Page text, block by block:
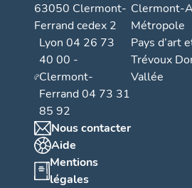
63050 Clermont-
Ferrand cedex 2
Lyon 04 26 73
40 00 -
Clermont-
Ferrand 04 73 31
85 92
Nous contacter
Aide
Mentions
légales
Clermont-
Métropole
Pays d’art
Trévoux
Vallée